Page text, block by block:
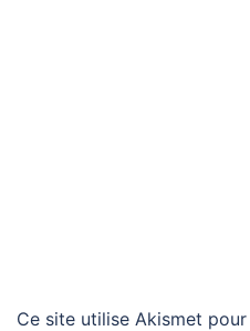
Ce site utilise Akismet